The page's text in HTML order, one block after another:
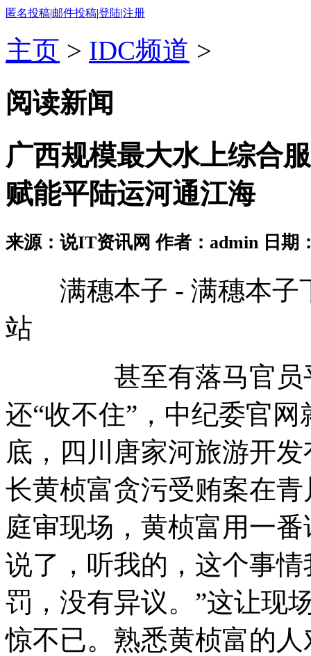
匿名投稿|邮件投稿|登陆|注册
主页 > IDC频道 >
阅读新闻
广西规模最大水上综合
赋能平陆运河通江海
来源：说IT资讯网 作者：admin 日期
满穗本子 - 满穗本子
站
甚至有落马官员平
还“收不住”，中纪委官
底，四川唐家河旅游开
长黄桢富贪污受贿案在
庭审现场，黄桢富用一
说了，听我的，这个事
罚，没有异议。”这让现
惊不已。熟悉黄桢富的